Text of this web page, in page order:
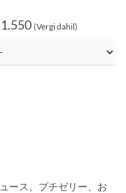
(Vergi dahil)
ース、プチゼリー、お